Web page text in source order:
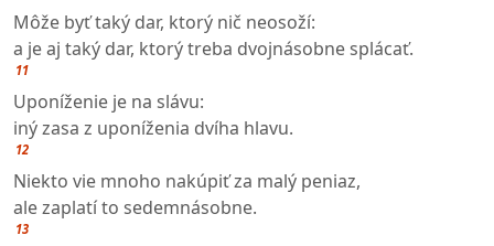
Môže byť taký dar, ktorý nič neosoží:
a je aj taký dar, ktorý treba dvojnásobne splácať.
11
Uponíženie je na slávu:
iný zasa z uponíženia dvíha hlavu.
12
Niekto vie mnoho nakúpiť za malý peniaz,
ale zaplatí to sedemnásobne.
13